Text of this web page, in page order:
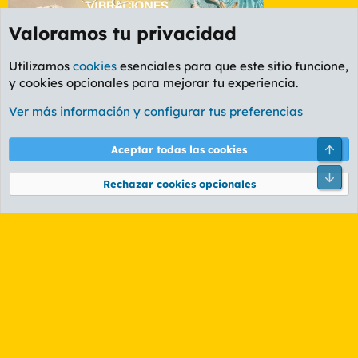
Foro General
Cookies
PL OLDSTYLE AMARILLO
Términos y reglas Política de privacidad Ayuda
Community platform by XenForo® © 2010-2026 XenForo Ltd.
Valoramos tu privacidad
Utilizamos cookies esenciales para que este sitio funcione,
y cookies opcionales para mejorar tu experiencia.
Ver más información y configurar tus preferencias
Aceptar todas las cookies
Rechazar cookies opcionales
Pie